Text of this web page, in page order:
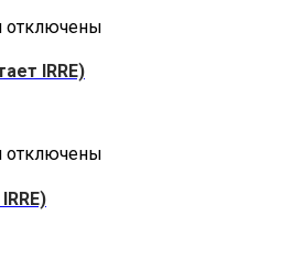
к
Языческий
отключены
IRRE)
к
Старый
шкаф
отключены